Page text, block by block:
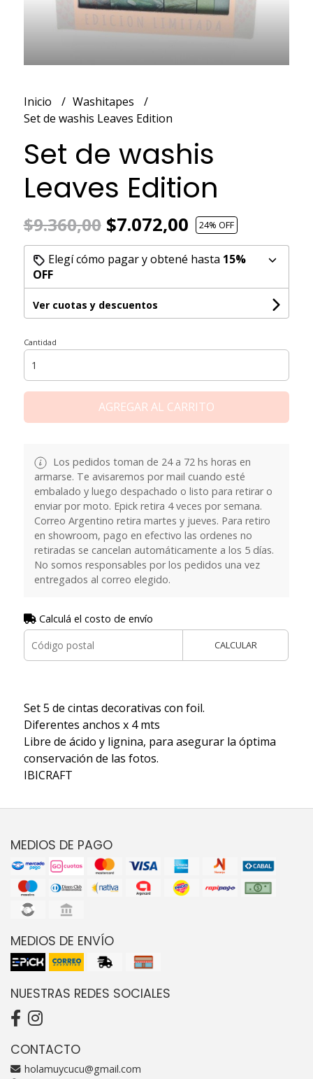
Inicio
Washitapes
Set de washis Leaves Edition
Set de washis
Leaves Edition
$9.360,00$7.072,00 24% OFF
Elegí cómo pagar y obtené hasta 15%
OFF
Ver cuotas y descuentos
Cantidad
AGREGAR AL CARRITO
Los pedidos toman de 24 a 72 hs horas en
armarse. Te avisaremos por mail cuando esté
embalado y luego despachado o listo para retirar o
enviar por moto. Epick retira 4 veces por semana.
Correo Argentino retira martes y jueves. Para retiro
en showroom, pago en efectivo las ordenes no
retiradas se cancelan automáticamente a los 5 días.
No somos responsables por los pedidos una vez
entregados al correo elegido.
Calculá el costo de envío
CALCULAR
Set 5 de cintas decorativas con foil.
Diferentes anchos x 4 mts
Libre de ácido y lignina, para asegurar la óptima
conservación de las fotos.
IBICRAFT
MEDIOS DE PAGO
MEDIOS DE ENVÍO
NUESTRAS REDES SOCIALES
CONTACTO
holamuycucu@gmail.com